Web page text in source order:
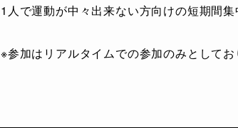
1人で運動が中々出来ない方向けの短期間
※参加はリアルタイムでの参加のみとして